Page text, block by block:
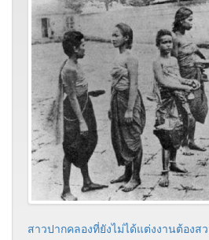
สาวปากคลองที่ยังไม่ได้แต่งงานต้องส